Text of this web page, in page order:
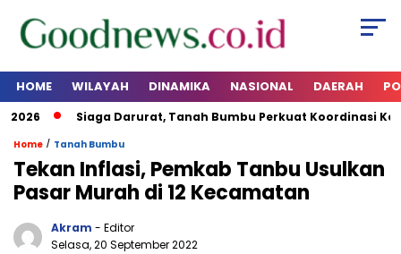
HOME WILAYAH DINAMIKA NASIONAL DAERAH
Siaga Darurat, Tanah Bumbu Perkuat Koordinasi
Home / Tanah Bumbu
Tekan Inflasi, Pemkab Tanbu Usulkan
Pasar Murah di 12 Kecamatan
Akram - Editor
Selasa, 20 September 2022